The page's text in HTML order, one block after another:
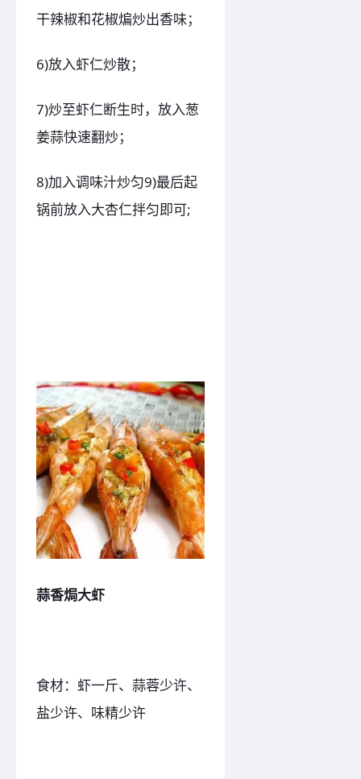
干辣椒和花椒煸炒出香味；
6)放入虾仁炒散；
7)炒至虾仁断生时，放入葱
姜蒜快速翻炒；
8)加入调味汁炒匀9)最后起
锅前放入大杏仁拌匀即可;
蒜香焗大虾
食材：虾一斤、蒜蓉少许、
盐少许、味精少许